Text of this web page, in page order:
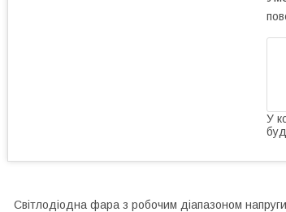
У
Світлодіодна фара з робочим діапазоном